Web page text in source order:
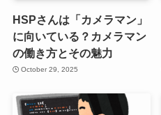
HSPさんは「カメラマン」
に向いている？カメラマン
の働き方とその魅力
October 29, 2025